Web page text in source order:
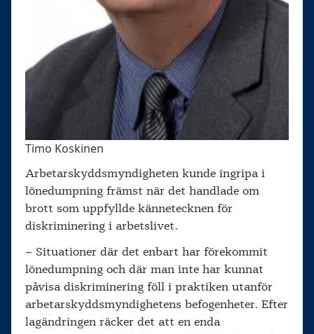
Timo Koskinen
Arbetarskyddsmyndigheten kunde ingripa i
lönedumpning främst när det handlade om
brott som uppfyllde kännetecknen för
diskriminering i arbetslivet.
– Situationer där det enbart har förekommit
lönedumpning och där man inte har kunnat
påvisa diskriminering föll i praktiken utanför
arbetarskyddsmyndighetens befogenheter. Efter
lagändringen räcker det att en enda